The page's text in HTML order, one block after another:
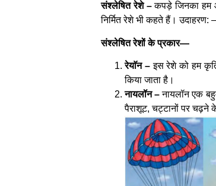
संश्लेषित रेशे –कपड़े जिनका हम
निर्मित रेशे भी कहते हैं। उदाहरण:
संश्लेषित रेशों के प्रकार—
रेयाॅन –इस रेशे को हम
किया जाता है।
नायलॉन –नायलॉन एक
पैराशूट, चट्टानों पर चढ़ने